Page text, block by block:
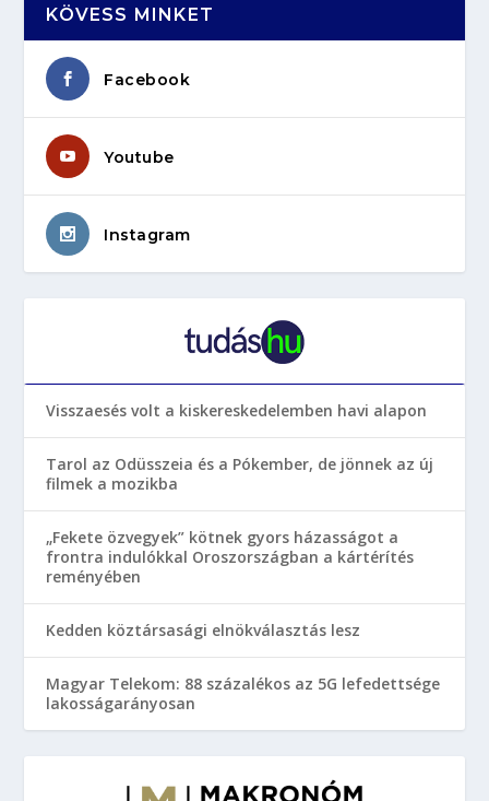
KÖVESS MINKET
Facebook
Youtube
Instagram
Visszaesés volt a kiskereskedelemben havi alapon
Tarol az Odüsszeia és a Pókember, de jönnek az új
filmek a mozikba
„Fekete özvegyek” kötnek gyors házasságot a
frontra indulókkal Oroszországban a kártérítés
reményében
Kedden köztársasági elnökválasztás lesz
Magyar Telekom: 88 százalékos az 5G lefedettsége
lakosságarányosan